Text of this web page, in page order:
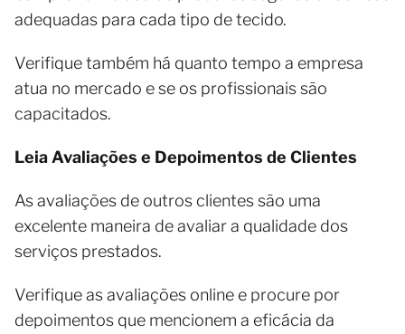
adequadas para cada tipo de tecido.
Verifique também há quanto tempo a empresa
atua no mercado e se os profissionais são
capacitados.
Leia Avaliações e Depoimentos de Clientes
As avaliações de outros clientes são uma
excelente maneira de avaliar a qualidade dos
serviços prestados.
Verifique as avaliações online e procure por
depoimentos que mencionem a eficácia da